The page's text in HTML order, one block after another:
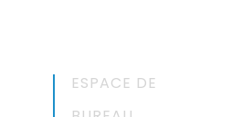
ESPACE DE